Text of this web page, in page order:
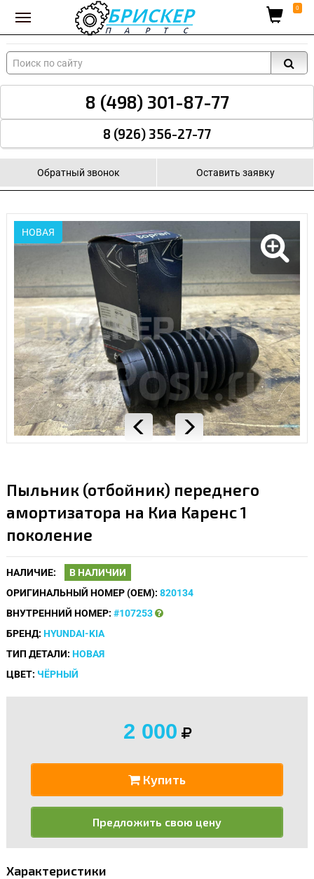
Вход для поставщиков 0
8 (498) 301-87-77
8 (926) 356-27-77
Обратный звонок Оставить заявку
НОВАЯ
Пыльник (отбойник) переднего
амортизатора на Киа Каренс 1
поколение
НАЛИЧИЕ:
В НАЛИЧИИ
ОРИГИНАЛЬНЫЙ НОМЕР (OEM): 820134
ВНУТРЕННИЙ НОМЕР: #107253
БРЕНД: HYUNDAI-KIA
ТИП ДЕТАЛИ: НОВАЯ
ЦВЕТ: ЧЁРНЫЙ
2 000
Купить
Предложить свою цену
Характеристики